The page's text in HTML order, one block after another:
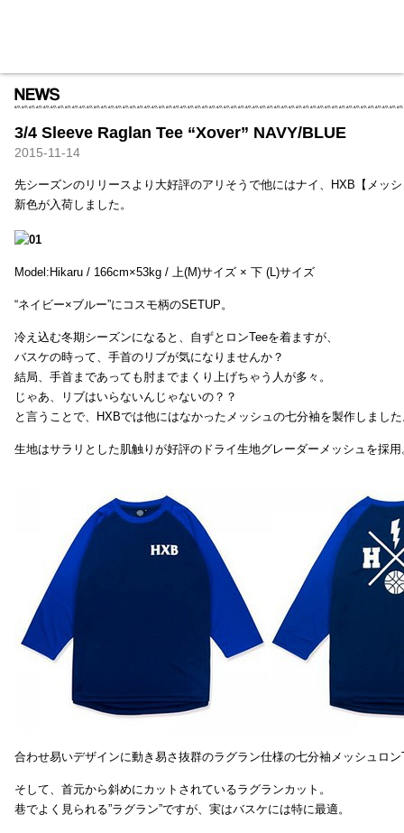
3/4 Sleeve Raglan Tee “Xover” NAVY/BLUE
2015-11-14
先シーズンのリリースより大好評のアリそうで他にはナイ、HXB【メッ
新色が入荷しました。
Model:Hikaru / 166cm×53kg / 上(M)サイズ × 下 (L)サイズ
“ネイビー×ブルー”にコスモ柄のSETUP。
冷え込む冬期シーズンになると、自ずとロンTeeを着ますが、
バスケの時って、手首のリブが気になりませんか？
結局、手首まであっても肘までまくり上げちゃう人が多々。
じゃあ、リブはいらないんじゃないの？？
と言うことで、HXBでは他にはなかったメッシュの七分袖を製作しまし
生地はサラリとした肌触りが好評のドライ生地グレーダーメッシュを採用
合わせ易いデザインに動き易さ抜群のラグラン仕様の七分袖メッシュロ
そして、首元から斜めにカットされているラグランカット。
巷でよく見られる”ラグラン”ですが、実はバスケには特に最適。